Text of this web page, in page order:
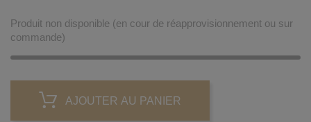
Produit non disponible (en cour de réapprovisionnement ou sur
commande)
AJOUTER AU PANIER